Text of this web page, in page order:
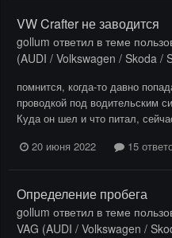
VW Crafter не заводится
gollum ответил в теме
(AUDI / Volkswagen / Skoda /
помнится, когда-то давно
проводкой под водительским
Куда он шел и что питал,
20 июня 2022
15
Определение пробега
gollum ответил в теме
VAG (AUDI / Volkswagen /